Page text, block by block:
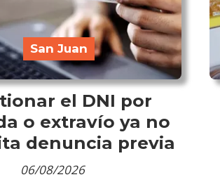
el DNI por
o extravío ya no
denuncia previa
San Juan
06/08/2026